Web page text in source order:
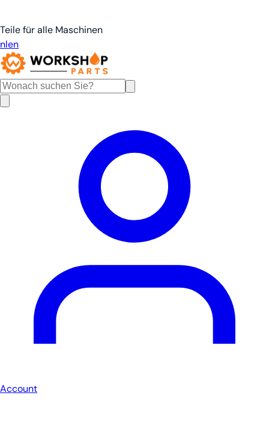
Teile für alle Maschinen
nlen
Account